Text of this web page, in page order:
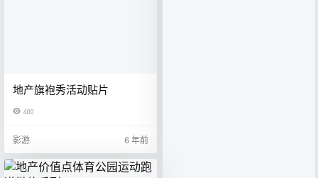
地产旗袍秀活动贴片
400
影游 6 年前